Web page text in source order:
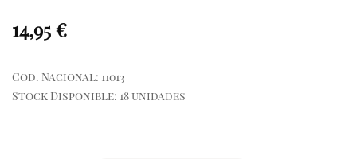
14,95 €
Cod. Nacional: 11013
Stock Disponible: 18 unidades